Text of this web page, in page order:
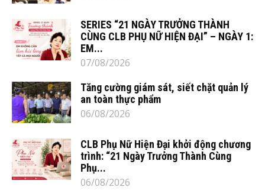
SERIES “21 NGÀY TRƯỞNG THÀNH
CÙNG CLB PHỤ NỮ HIỆN ĐẠI” – NGÀY 1:
EM...
07/08/2026
Tăng cường giám sát, siết chặt quản lý
an toàn thực phẩm
06/08/2026
CLB Phụ Nữ Hiện Đại khởi động chương
trình: “21 Ngày Trưởng Thành Cùng
Phụ...
06/08/2026